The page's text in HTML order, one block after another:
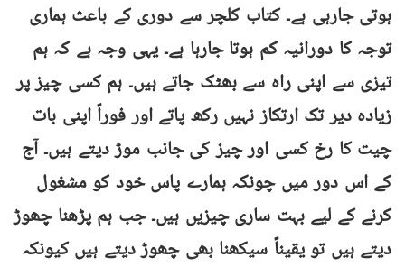
ہوتی جارہی ہے۔ کتاب کلچر سے دوری کے باعث ہماری
توجہ کا دورانیہ کم ہوتا جارہا ہے۔ یہی وجہ ہے کہ ہم
تیزی سے اپنی راہ سے بھٹک جاتے ہیں۔ ہم کسی چیز پر
زیادہ دیر تک ارتکاز نہیں رکھ پاتے اور فوراً اپنی بات
چیت کا رخ کسی اور چیز کی جانب موڑ دیتے ہیں۔ آج
کے اس دور میں چونکہ ہمارے پاس خود کو مشغول
کرنے کے لیے بہت ساری چیزیں ہیں۔ جب ہم پڑھنا چھوڑ
دیتے ہیں تو یقیناً سیکھنا بھی چھوڑ دیتے ہیں کیونکہ